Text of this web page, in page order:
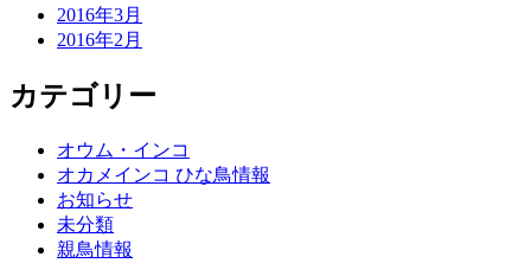
2016年3月
2016年2月
カテゴリー
オウム・インコ
オカメインコ ひな鳥情報
お知らせ
未分類
親鳥情報